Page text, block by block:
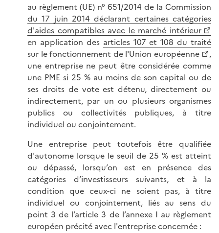
au règlement (UE) n° 651/2014 de la Commission
du 17 juin 2014 déclarant certaines catégories
d'aides compatibles avec le marché intérieur
en application des articles 107 et 108 du traité
sur le fonctionnement de l'Union européenne
,
une entreprise ne peut être considérée comme
une PME si 25 % au moins de son capital ou de
ses droits de vote est détenu, directement ou
indirectement, par un ou plusieurs organismes
publics ou collectivités publiques, à titre
individuel ou conjointement.
Une entreprise peut toutefois être qualifiée
d'autonome lorsque le seuil de 25 % est atteint
ou dépassé, lorsqu’on est en présence des
catégories d’investisseurs suivants, et à la
condition que ceux-ci ne soient pas, à titre
individuel ou conjointement, liés au sens du
point 3 de l’article 3 de l’annexe I au règlement
européen précité avec l'entreprise concernée :